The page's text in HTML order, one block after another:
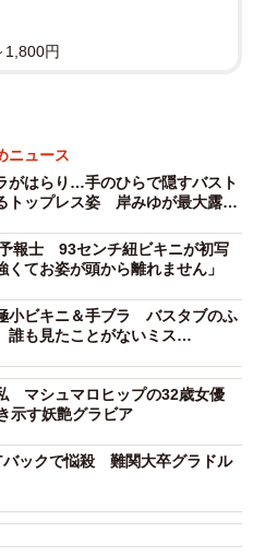
1,800円
ニュース
がはらり…手のひらで隠すバスト
トップレス姿 岸みゆが最大露出
報士 93センチ紐ビキニが初写
てお姿が頭から離れません」
小ビキニ＆手ブラ バスタブのふ
も見たことがないミス
マシュマロヒップの32歳女優
示す妖艶グラビア
バックで悩殺 難関大卒グラドル